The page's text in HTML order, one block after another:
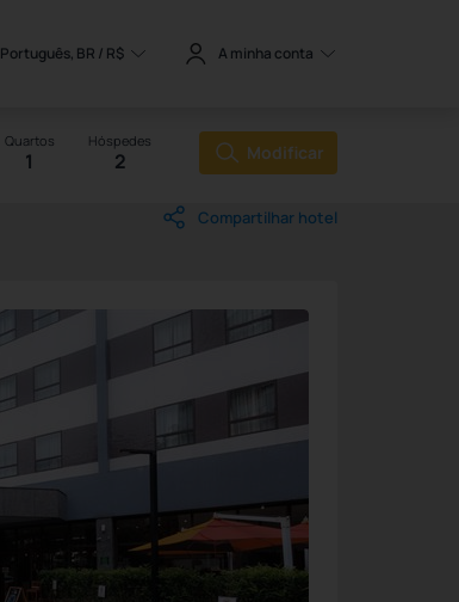
Português, BR / R$ A minha conta
Quartos
1
Hóspedes
2 Modificar
Compartilhar hotel